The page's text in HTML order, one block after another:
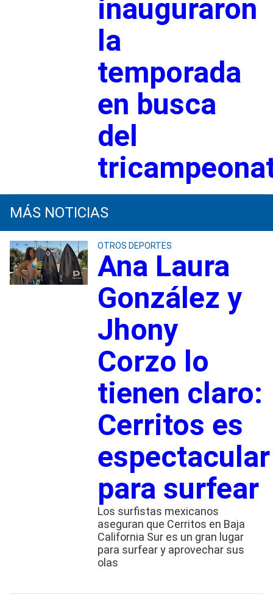
inauguraron
la
temporada
en busca
del
MÁS NOTICIAS
OTROS DEPORTES
Ana Laura
González y
Jhony
Corzo lo
tienen claro:
Cerritos es
espectacular
para surfear
Los surfistas mexicanos
aseguran que Cerritos en Baja
California Sur es un gran lugar
para surfear y aprovechar sus
olas